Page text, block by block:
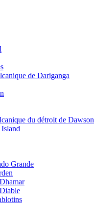
de Dariganga
du détroit de Dawson
Grande